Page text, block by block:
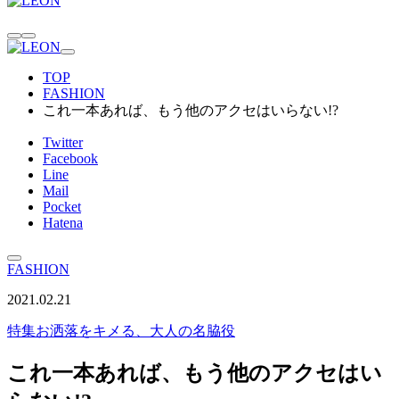
TOP
FASHION
これ一本あれば、もう他のアクセはいらない!?
Twitter
Facebook
Line
Mail
Pocket
Hatena
FASHION
2021.02.21
特集お洒落をキメる、大人の名脇役
これ一本あれば、もう他のアクセはい